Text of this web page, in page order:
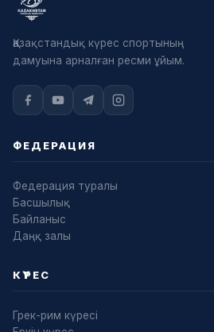
Қазақстандық күрес спортының
дамуына арналған ресми ұйым.
ФЕДЕРАЦИЯ
Федерация туралы
Басшылық
Байланыс
Даңқ залы
КҮРЕС
Грек-рим күресі